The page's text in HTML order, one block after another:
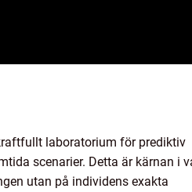
laboratorium för prediktiv
scenarier. Detta är kärnan i
utan på individens exakta